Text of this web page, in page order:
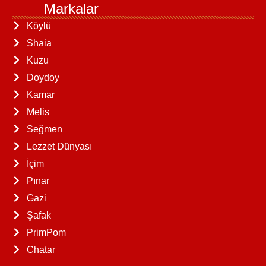
Markalar
Köylü
Shaia
Kuzu
Doydoy
Kamar
Melis
Seğmen
Lezzet Dünyası
İçim
Pınar
Gazi
Şafak
PrimPom
Chatar